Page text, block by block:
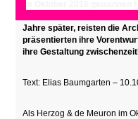
Jahre später, reisten die
präsentierten ihre
ihre Gestaltung
Text: Elias Baumgarten –
Als Herzog & de Meuron im